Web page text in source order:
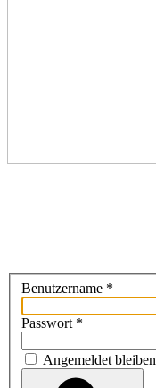
Benutzername *
Passwort *
Angemeldet bleiben